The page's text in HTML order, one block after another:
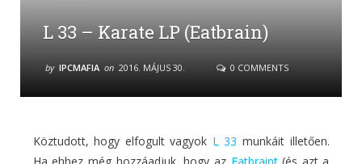
L 33 – Karate LP (Eatbrain)
by IPCMAFIA on 2016. MÁJUS 30. 0 COMMENTS
Köztudott, hogy elfogult vagyok L 33 munkáit illetően.
Ha ehhez még hozzáadjuk, hogy az Eatbraint(és azt a